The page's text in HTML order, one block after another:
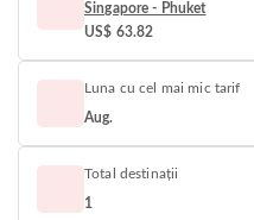
Singapore - Phuket
US$ 63.82
Luna cu cel mai mic tarif
Aug.
Total destinații
1